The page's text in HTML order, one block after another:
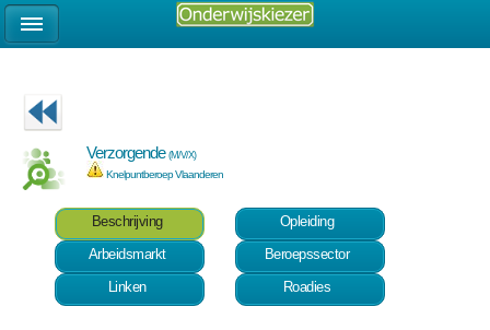
Verzorgende(M/V/X)
Knelpuntberoep Vlaanderen
Beschrijving
Opleiding
Arbeidsmarkt
Beroepssector
Linken
Roadies